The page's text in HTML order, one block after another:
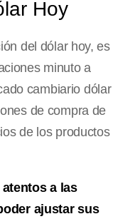
Hoy
del dólar hoy, es
minuto a
cambiario dólar
de compra de
de los productos
a las
ajustar sus